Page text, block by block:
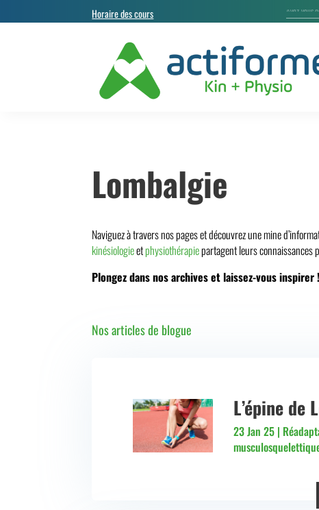
Horaire des cours
Lombalgie
Naviguez à travers nos pages et découvrez une mine
kinésiologieetphysiothérapiepartagent leurs connaissances
Plongez dans nos archives et laissez-vous inspirer !
Nos articles de blogue
L’épine de
23 Jan 25|